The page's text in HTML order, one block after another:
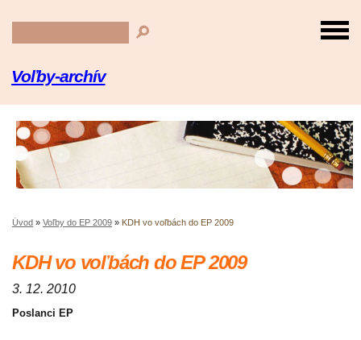
Voľby-archív
Úvod » Voľby do EP 2009 » KDH vo voľbách do EP 2009
KDH vo voľbách do EP 2009
3. 12. 2010
Poslanci EP